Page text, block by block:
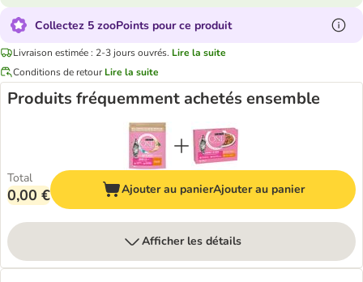
Collectez 5 zooPoints pour ce produit
Livraison estimée : 2-3 jours ouvrés. Lire la suite
Conditions de retour Lire la suite
Produits fréquemment achetés ensemble
Total
0,00 € Ajouter au panierAjouter au panier
Afficher les détails